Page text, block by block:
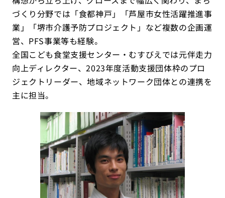
づくり分野では「食都神戸」「芦屋市女性活躍推進事
業」「堺市介護予防プロジェクト」など複数の企画運
営、PFS事業等も経験。
全国こども食堂支援センター・むすびえでは元伴走力
向上ディレクター、2023年度活動支援団体枠のプロ
ジェクトリーダー、地域ネットワーク団体との連携を
主に担当。